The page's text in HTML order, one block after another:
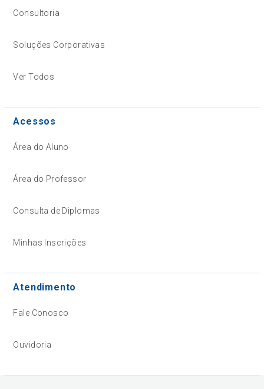
Consultoria
Soluções Corporativas
Ver Todos
Acessos
Área do Aluno
Área do Professor
Consulta de Diplomas
Minhas Inscrições
Atendimento
Fale Conosco
Ouvidoria